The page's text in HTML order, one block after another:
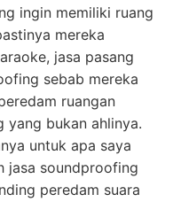
ingin memiliki ruang
mereka
jasa pasang
sebab mereka
ruangan
yang bukan ahlinya.
untuk apa saya
jasa soundproofing
peredam suara